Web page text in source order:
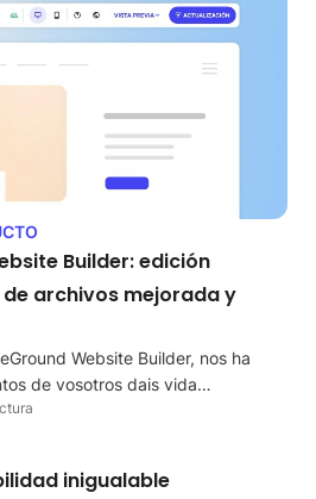
Builder: edición
archivos mejorada y
Website Builder, nos ha
de vosotros dais vida…
inigualable